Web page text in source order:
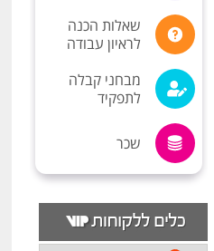
שאלות הכנה
לראיון עבודה
מבחני קבלה
לתפקיד
שכר